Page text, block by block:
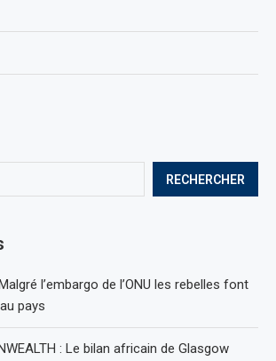
RECHERCHER
l’embargo de l’ONU les rebelles font
pays
: Le bilan africain de Glasgow